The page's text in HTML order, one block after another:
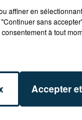
affiner en
sans
à tout
Accepter